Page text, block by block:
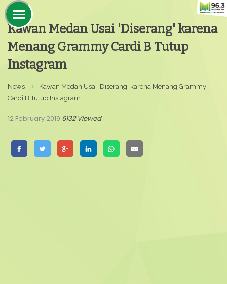
Kawan Medan Usai 'Diserang' karena
Menang Grammy Cardi B Tutup
Instagram
News
Kawan Medan Usai 'Diserang' karena Menang Grammy
Cardi B Tutup Instagram
12 February 2019 6132 Viewed